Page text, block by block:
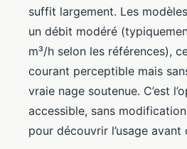
suffit largement. Les
un débit modéré
m³/h selon les références),
courant perceptible mais
vraie nage soutenue. C’est
accessible, sans
pour découvrir l’usage avant